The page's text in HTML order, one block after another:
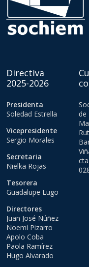
Directiva
2025-2026
Presidenta
Soledad Estrella
Vicepresidente
Sergio Morales
Secretaria
Nielka Rojas
Tesorera
Guadalupe Lugo
Directores
Juan José Núñez
Noemí Pizarro
Apolo Coba
Paola Ramírez
Hugo Alvarado
de